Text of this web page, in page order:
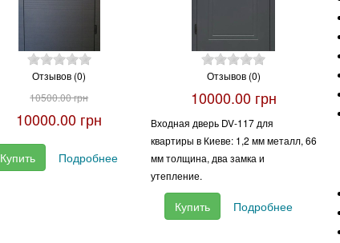
Отзывов (0)
10500.00 грн
10000.00 грн
Купить Подробнее
Отзывов (0)
10000.00 грн
Входная дверь DV-117 для
квартиры в Киеве: 1,2 мм металл, 66
мм толщина, два замка и
утепление.
Купить Подробнее